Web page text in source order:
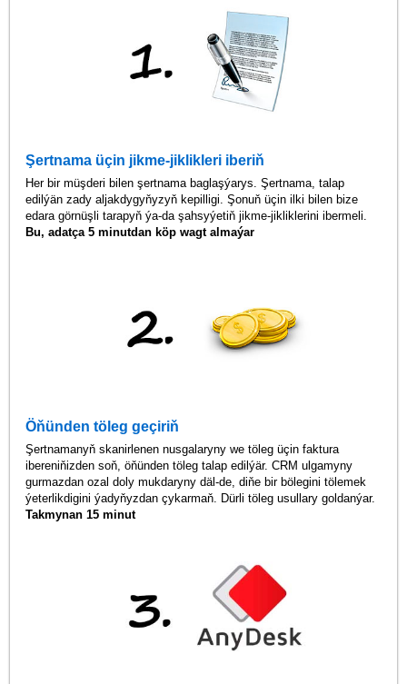
Şertnama üçin jikme-jiklikleri iberiň
Her bir müşderi bilen şertnama baglaşýarys. Şertnama, talap
edilýän zady aljakdygyňyzyň kepilligi. Şonuň üçin ilki bilen bize
edara görnüşli tarapyň ýa-da şahsyýetiň jikme-jikliklerini ibermeli.
Bu, adatça 5 minutdan köp wagt almaýar
Öňünden töleg geçiriň
Şertnamanyň skanirlenen nusgalaryny we töleg üçin faktura
ibereniňizden soň, öňünden töleg talap edilýär. CRM ulgamyny
gurmazdan ozal doly mukdaryny däl-de, diňe bir bölegini tölemek
ýeterlikdigini ýadyňyzdan çykarmaň. Dürli töleg usullary goldanýar.
Takmynan 15 minut